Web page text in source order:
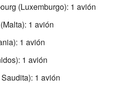
(Luxemburgo): 1 avión
1 avión
1 avión
1 avión
1 avión